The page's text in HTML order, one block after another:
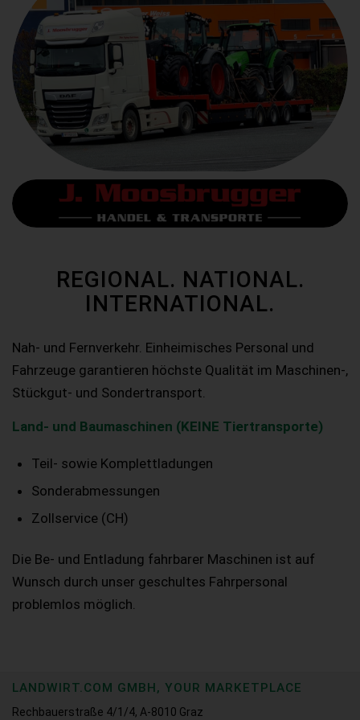
REGIONAL. NATIONAL.
INTERNATIONAL.
Nah- und Fernverkehr. Einheimisches Personal und
Fahrzeuge garantieren höchste Qualität im Maschinen-,
Stückgut- und Sondertransport.
Land- und Baumaschinen (KEINE Tiertransporte)
Teil- sowie Komplettladungen
Sonderabmessungen
Zollservice (CH)
Die Be- und Entladung fahrbarer Maschinen ist auf
Wunsch durch unser geschultes Fahrpersonal
problemlos möglich.
LANDWIRT.COM GMBH, YOUR MARKETPLACE
Rechbauerstraße 4/1/4, A-8010 Graz